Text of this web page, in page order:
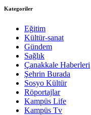
Kategoriler
Eğitim
Kültür-sanat
Gündem
Sağlık
Çanakkale Haberleri
Şehrin Burada
Sosyo Kültür
Röportajlar
Kampüs Life
Kampüs Tv